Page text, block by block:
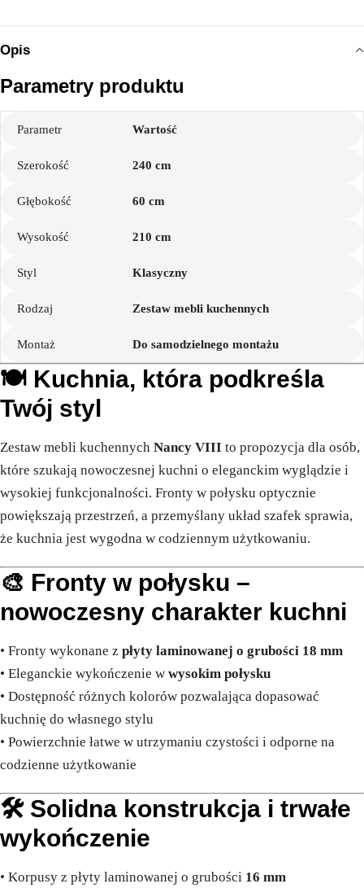
Opis
Parametry produktu
Parametr Wartość
Szerokość 240 cm
Głębokość 60 cm
Wysokość 210 cm
Styl Klasyczny
Rodzaj Zestaw mebli kuchennych
Montaż Do samodzielnego montażu
🍽️ Kuchnia, która podkreśla
Twój styl
Zestaw mebli kuchennych Nancy VIII to propozycja dla osób,
które szukają nowoczesnej kuchni o eleganckim wyglądzie i
wysokiej funkcjonalności. Fronty w połysku optycznie
powiększają przestrzeń, a przemyślany układ szafek sprawia,
że kuchnia jest wygodna w codziennym użytkowaniu.
🎨 Fronty w połysku –
nowoczesny charakter kuchni
• Fronty wykonane z płyty laminowanej o grubości 18 mm
• Eleganckie wykończenie w wysokim połysku
• Dostępność różnych kolorów pozwalająca dopasować
kuchnię do własnego stylu
• Powierzchnie łatwe w utrzymaniu czystości i odporne na
codzienne użytkowanie
🛠️ Solidna konstrukcja i trwałe
wykończenie
• Korpusy z płyty laminowanej o grubości 16 mm